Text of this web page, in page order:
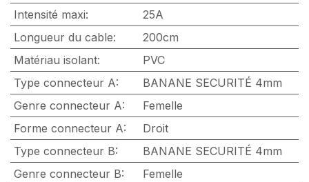
Intensité maxi:
25A
Longueur du cable:
200cm
Matériau isolant:
PVC
Type connecteur A:
BANANE SECURITÉ 4mm
Genre connecteur A:
Femelle
Forme connecteur A:
Droit
Type connecteur B:
BANANE SECURITÉ 4mm
Genre connecteur B:
Femelle